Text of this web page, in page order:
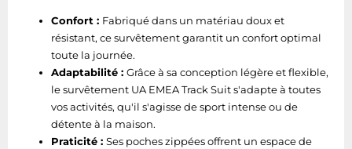
Confort : Fabriqué dans un matériau doux et
résistant, ce survêtement garantit un confort optimal
toute la journée.
Adaptabilité : Grâce à sa conception légère et flexible,
le survêtement UA EMEA Track Suit s'adapte à toutes
vos activités, qu'il s'agisse de sport intense ou de
détente à la maison.
Praticité : Ses poches zippées offrent un espace de